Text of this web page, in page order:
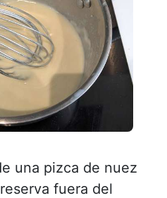
una pizca de nuez
fuera del